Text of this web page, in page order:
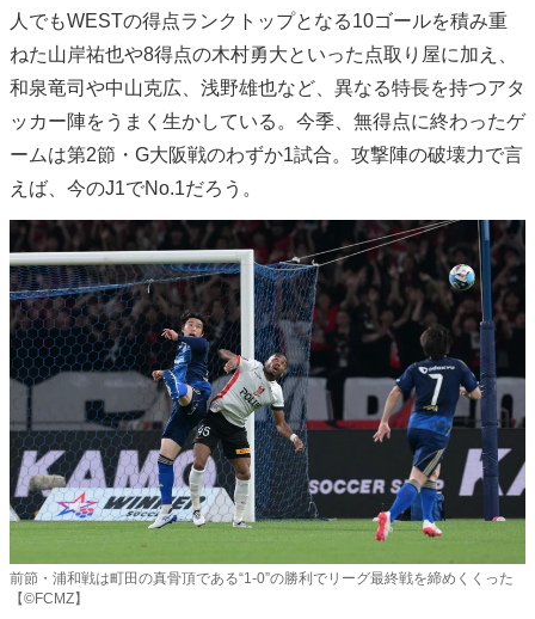
人でもWESTの得点ランクトップとなる10ゴールを積み重
ねた山岸祐也や8得点の木村勇大といった点取り屋に加え、
和泉竜司や中山克広、浅野雄也など、異なる特長を持つアタ
ッカー陣をうまく生かしている。今季、無得点に終わったゲ
ームは第2節・G大阪戦のわずか1試合。攻撃陣の破壊力で言
えば、今のJ1でNo.1だろう。
前節・浦和戦は町田の真骨頂である“1-0”の勝利でリーグ最終戦を締めくくった
【©FCMZ】